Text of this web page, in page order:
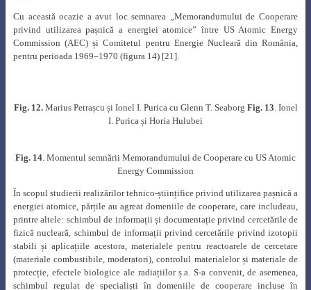
Cu această ocazie a avut loc semnarea „Memorandumului de Cooperare
privind utilizarea pașnică a energiei atomice” între US Atomic Energy
Commission (AEC) și Comitetul pentru Energie Nucleară din România,
pentru perioada 1969–1970 (figura 14) [21].
Fig. 12.Marius Petrașcu și Ionel I. Purica cu Glenn T. Seaborg Fig. 13 . Ionel
I. Purica și Horia Hulubei
Fig. 14. Momentul semnării Memorandumului de Cooperare cu US Atomic
Energy Commission
În scopul studierii realizărilor tehnico-științifice privind utilizarea pașnică a
energiei atomice, părțile au agreat domeniile de cooperare, care includeau,
printre altele: schimbul de informații și documentație privind cercetările de
fizică nucleară, schimbul de informații privind cercetările privind izotopii
stabili și aplicațiile acestora, materialele pentru reactoarele de cercetare
(materiale combustibile, moderatori), controlul materialelor și materiale de
protecție, efectele biologice ale radiațiilor ș.a. S-a convenit, de asemenea,
schimbul regulat de specialiști în domeniile de cooperare incluse în